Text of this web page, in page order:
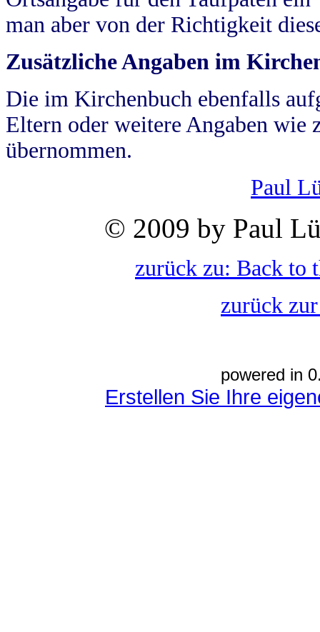
man aber von der Richtigkeit
Zusätzliche Angaben im
Die im Kirchenbuch ebenfalls
Eltern oder weitere Angaben wie
übernommen.
Paul
© 2009 by Paul
zurück zu: Back to
zurück
powered in
Erstellen Sie Ihre